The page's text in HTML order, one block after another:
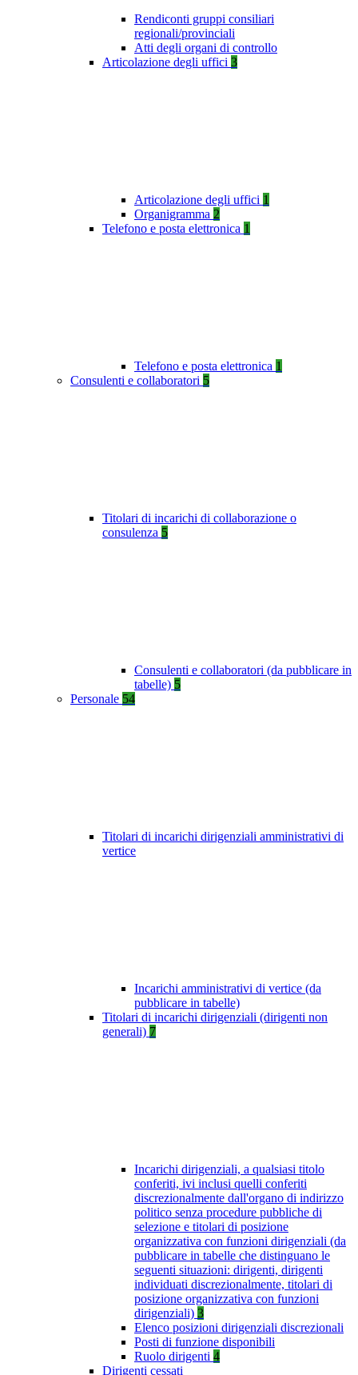
Rendiconti gruppi consiliari
regionali/provinciali
Atti degli organi di controllo
Articolazione degli uffici 3
Articolazione degli uffici 1
Organigramma 2
Telefono e posta elettronica 1
Telefono e posta elettronica 1
Consulenti e collaboratori 5
Titolari di incarichi di collaborazione o
consulenza 5
Consulenti e collaboratori (da pubblicare in
tabelle) 5
Personale 54
Titolari di incarichi dirigenziali amministrativi di
vertice
Incarichi amministrativi di vertice (da
pubblicare in tabelle)
Titolari di incarichi dirigenziali (dirigenti non
generali) 7
Incarichi dirigenziali, a qualsiasi titolo
conferiti, ivi inclusi quelli conferiti
discrezionalmente dall'organo di indirizzo
politico senza procedure pubbliche di
selezione e titolari di posizione
organizzativa con funzioni dirigenziali (da
pubblicare in tabelle che distinguano le
seguenti situazioni: dirigenti, dirigenti
individuati discrezionalmente, titolari di
posizione organizzativa con funzioni
dirigenziali) 3
Elenco posizioni dirigenziali discrezionali
Posti di funzione disponibili
Ruolo dirigenti 4
Dirigenti cessati